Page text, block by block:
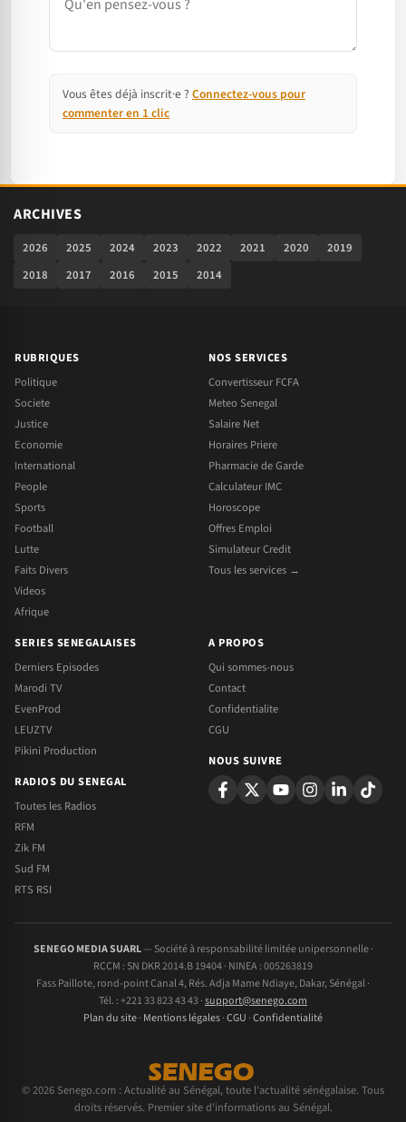
Vous êtes déjà inscrit·e ? Connectez-vous pour
commenter en 1 clic
ARCHIVES
2026 2025 2024 2023 2022 2021 2020
2019
2018
2017 2016 2015 2014
RUBRIQUES
Politique
Societe
Justice
Economie
International
People
Sports
Football
Lutte
Faits Divers
Videos
Afrique
NOS SERVICES
Convertisseur FCFA
Meteo Senegal
Salaire Net
Horaires Priere
Pharmacie de Garde
Calculateur IMC
Horoscope
Offres Emploi
Simulateur Credit
Tous les services →
SERIES SENEGALAISES
Derniers Episodes
Marodi TV
EvenProd
LEUZTV
Pikini Production
RADIOS DU SENEGAL
Toutes les Radios
RFM
Zik FM
Sud FM
RTS RSI
A PROPOS
Qui sommes-nous
Contact
Confidentialite
CGU
NOUS SUIVRE
SENEGO MEDIA SUARL— Société à responsabilité limitée unipersonnelle ·
RCCM : SN DKR 2014.B 19404 · NINEA : 005263819
Fass Paillote, rond-point Canal 4, Rés. Adja Mame Ndiaye, Dakar, Sénégal ·
Tél. : +221 33 823 43 43 ·support@senego.com
Plan du site· Mentions légales·CGU ·Confidentialité
© 2026 Senego.com : Actualité au Sénégal, toute l'actualité sénégalaise. Tous
droits réservés. Premier site d'informations au Sénégal.